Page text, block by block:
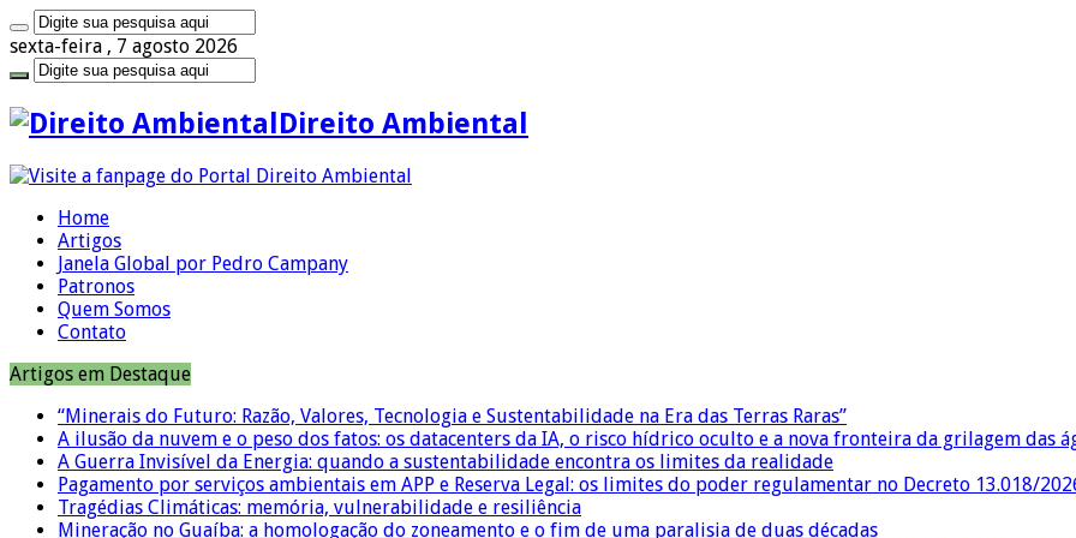
sexta-feira , 7 agosto 2026
Direito Ambiental
Home
Artigos
Janela Global por Pedro Campany
Patronos
Quem Somos
Contato
Artigos em Destaque
“Minerais do Futuro: Razão, Valores, Tecnologia e Sustentabilidade na Era das Terras Raras”
A ilusão da nuvem e o peso dos fatos: os datacenters da IA, o risco hídrico oculto e a nova fronteira da grilagem das
A Guerra Invisível da Energia: quando a sustentabilidade encontra os limites da realidade
Pagamento por serviços ambientais em APP e Reserva Legal: os limites do poder regulamentar no Decreto 13.018/
Tragédias Climáticas: memória, vulnerabilidade e resiliência
Mineração no Guaíba: a homologação do zoneamento e o fim de uma paralisia de duas décadas